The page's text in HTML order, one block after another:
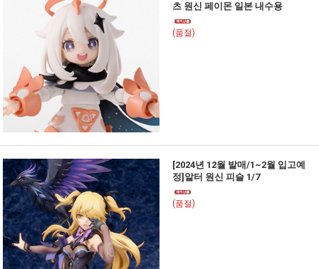
츠 원신 페이몬 일본 내수용
(품절)
[2024년 12월 발매/1~2월 입고예
정]알터 원신 피슬 1/7
(품절)